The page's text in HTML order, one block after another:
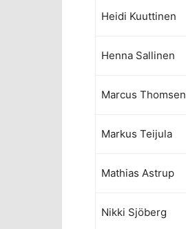
Heidi Kuuttinen
Henna Sallinen
Marcus Thomsen
Markus Teijula
Mathias Astrup
Nikki Sjöberg